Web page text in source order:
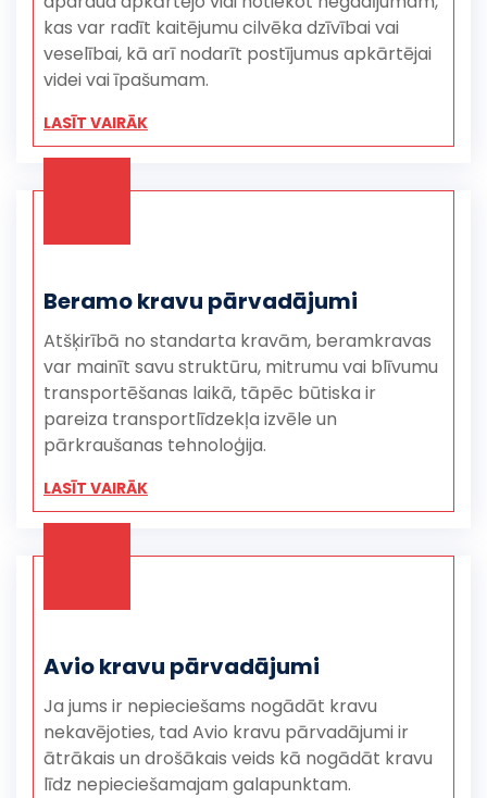
kas var radīt kaitējumu cilvēka dzīvībai vai
veselībai, kā arī nodarīt postījumus apkārtējai
videi vai īpašumam.
LASĪT VAIRĀK
Beramo kravu pārvadājumi
Atšķirībā no standarta kravām, beramkravas
var mainīt savu struktūru, mitrumu vai blīvumu
transportēšanas laikā, tāpēc būtiska ir
pareiza transportlīdzekļa izvēle un
pārkraušanas tehnoloģija.
LASĪT VAIRĀK
Avio kravu pārvadājumi
Ja jums ir nepieciešams nogādāt kravu
nekavējoties, tad Avio kravu pārvadājumi ir
ātrākais un drošākais veids kā nogādāt kravu
līdz nepieciešamajam galapunktam.